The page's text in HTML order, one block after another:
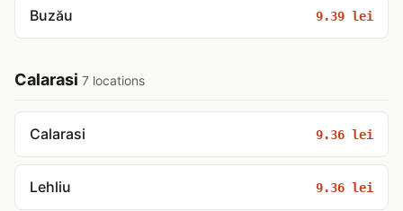
Buzău 9.39 lei
Calarasi 7 locations
Calarasi 9.36 lei
Lehliu 9.36 lei